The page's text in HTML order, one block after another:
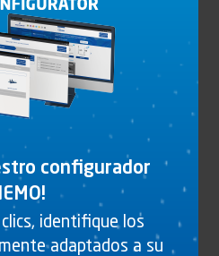
configurador
identifique los
adaptados a su